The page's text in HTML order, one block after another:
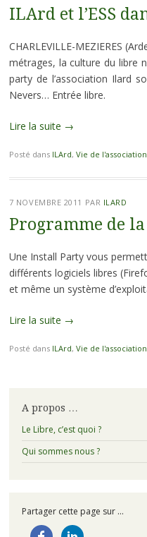
ILArd et l’ESS
CHARLEVILLE-MEZIERES
métrages, la culture du libre
party de l’association Ilard
Nevers… Entrée libre.
Lire la suite →
Posté dans ILArd, Vie de l'association
7 NOVEMBRE 2011 PAR ILARD
Programme de
Une Install Party vous
différents logiciels libres
et même un système
Lire la suite →
Posté dans ILArd, Vie de l'association
articles
A propos …
Le Libre, c’est quoi ?
Qui sommes nous ?
Partager cette page sur ...